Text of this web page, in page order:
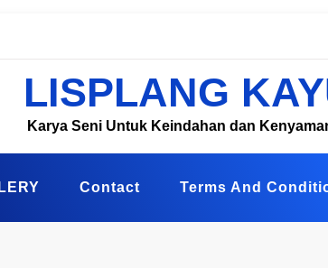
LISPLANG
Karya Seni Untuk Keindahan dan
Contact Terms And